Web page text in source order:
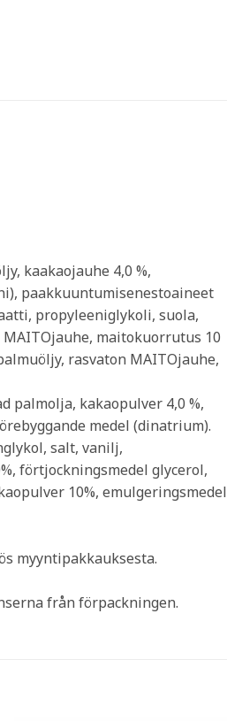
kaakaojauhe 4,0 %,
paakkuuntumisenestoaineet
propyleeniglykoli, suola,
maitokuorrutus 10
rasvaton MAITOjauhe,
palmolja, kakaopulver 4,0 %,
medel (dinatrium).
salt, vanilj,
förtjockningsmedel glycerol,
10%, emulgeringsmedel
myyntipakkauksesta.
från förpackningen.